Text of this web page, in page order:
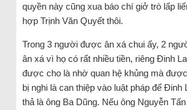
quyền này cũng xua báo chí giở trò lấp
hợp Trịnh Văn Quyết thôi.
Trong 3 người được ân xá chui ấy, 2
ân xá vì họ có rất nhiều tiền, riêng Đinh
được cho là nhờ quan hệ khủng mà
bị nghi là can thiệp vào luật pháp để Đinh
thả là ông Ba Dũng. Nếu ông Nguyễn